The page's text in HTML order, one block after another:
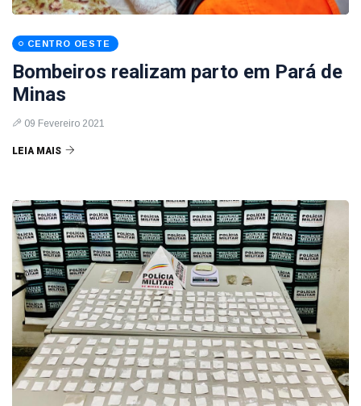
CENTRO OESTE
Bombeiros realizam parto em Pará de
Minas
09 Fevereiro 2021
LEIA MAIS